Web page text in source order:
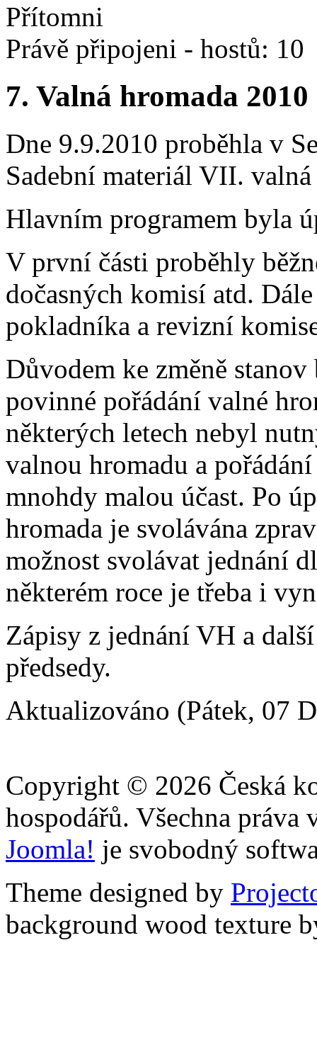
Přítomni
Právě připojeni - hostů: 10
7. Valná hromada 2010
Dne 9.9.2010 proběhla v
Sadební materiál VII.
Hlavním programem byla
V první části proběhly
dočasných komisí atd.
pokladníka a revizní
Důvodem ke změně
povinné pořádání valné
některých letech nebyl
valnou hromadu a
mnohdy malou účast. Po
hromada je svolávána
možnost svolávat jednání
některém roce je třeba i
Zápisy z jednání VH a
předsedy.
Aktualizováno (Pátek, 07
Copyright © 2026 Česká
hospodářů. Všechna práva
Joomla! je svobodný
Theme designed by
background wood texture